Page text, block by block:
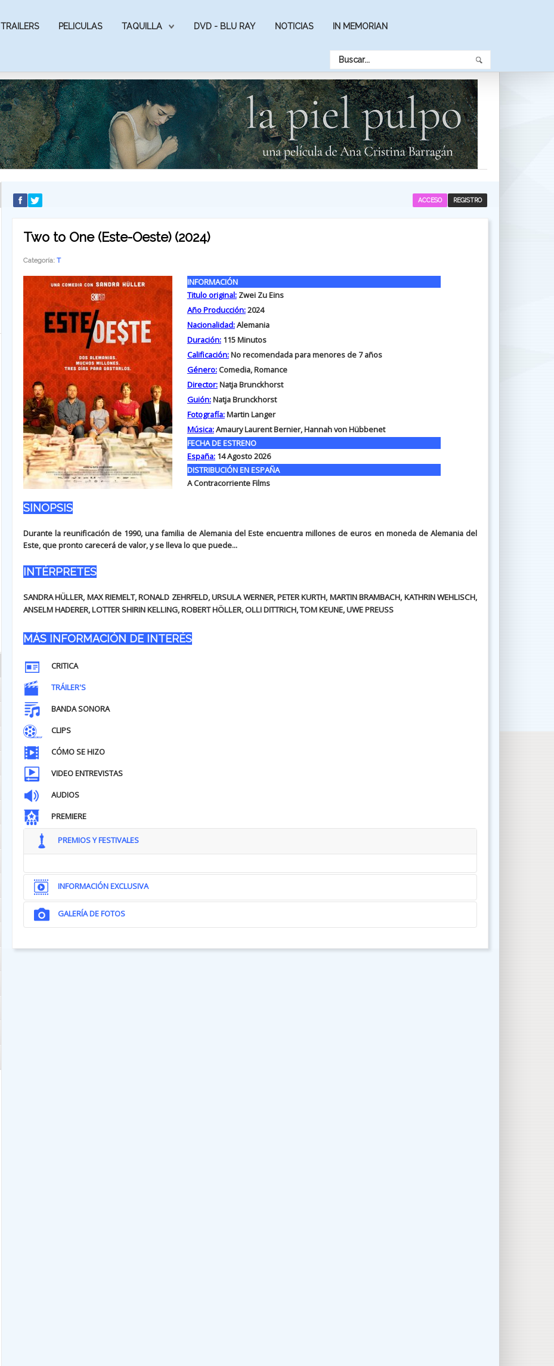
TRAILERS PELICULAS TAQUILLA DVD - BLU RAY NOTICIAS IN MEMORIAN
REGISTRO
ACCESO
Two to One (Este-Oeste) (2024)
Categoría: T
INFORMACIÓN
Titulo original:Zwei Zu Eins
Año Producción:2024
Nacionalidad:Alemania
Duración:115Minutos
Calificación:No recomendada para menores de 7 años
Género:Comedia, Romance
Director:Natja Brunckhorst
Guión:Natja Brunckhorst
Fotografía:Martin Langer
Música:Amaury Laurent Bernier, Hannah von Hübbenet
FECHA DE ESTRENO
España:14 Agosto 2026
DISTRIBUCIÓN EN ESPAÑA
A Contracorriente Films
SINOPSIS
Durante la reunificación de 1990, una familia de Alemania del Este encuentra millones de euros en moneda de Alemania del
Este, que pronto carecerá de valor, y se lleva lo que puede...
INTÉRPRETES
SANDRA HÜLLER, MAX RIEMELT, RONALD ZEHRFELD, URSULA WERNER, PETER KURTH, MARTIN BRAMBACH, KATHRIN WEHLISCH,
ANSELM HADERER, LOTTER SHIRIN KELLING, ROBERT HÖLLER, OLLI DITTRICH, TOM KEUNE, UWE PREUSS
MÁS INFORMACIÓN DE INTERÉS
CRITICA
TRÁILER'S
BANDA SONORA
CLIPS
CÓMO SE HIZO
VIDEO ENTREVISTAS
AUDIOS
PREMIERE
PREMIOS Y FESTIVALES
INFORMACIÓN EXCLUSIVA
GALERÍA DE FOTOS